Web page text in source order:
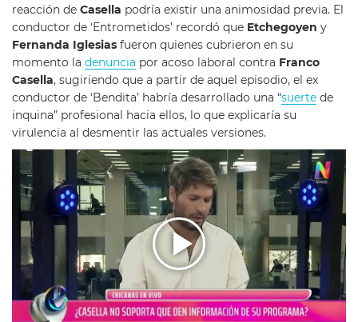
reacción de Casella podría existir una animosidad previa. El
conductor de ‘Entrometidos’ recordó que Etchegoyen y
Fernanda Iglesias fueron quienes cubrieron en su
momento la denuncia por acoso laboral contra Franco
Casella, sugiriendo que a partir de aquel episodio, el ex
conductor de ‘Bendita’ habría desarrollado una “suerte de
inquina” profesional hacia ellos, lo que explicaría su
virulencia al desmentir las actuales versiones.